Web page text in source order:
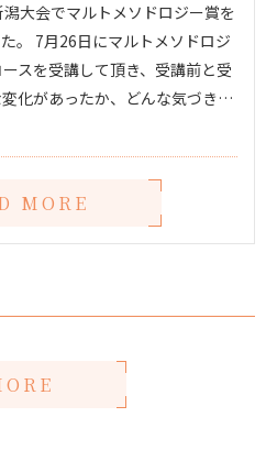
大会でマルトメソドロジー賞を
。 7月26日にマルトメソドロジ
スを受講して頂き、受講前と受
化があったか、どんな気づき…
MORE